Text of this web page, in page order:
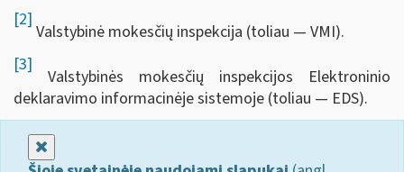
[2]
Valstybinė mokesčių inspekcija (toliau — VMI).
[3]
Valstybinės mokesčių inspekcijos Elektroninio
deklaravimo informacinėje sistemoje (toliau — EDS).